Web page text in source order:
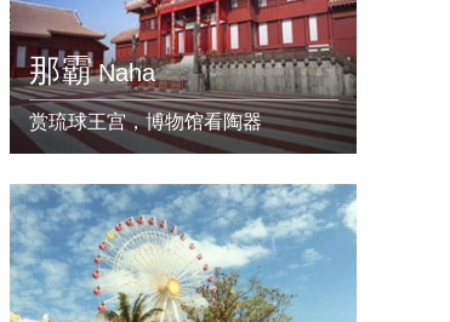
那霸 Naha
赏琉球王宫，博物馆看陶器